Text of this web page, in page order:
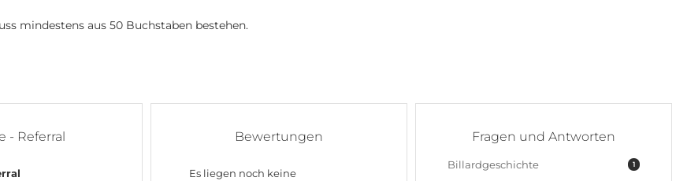
mindestens aus 50 Buchstaben bestehen.
- Referral Bewertungen
Es liegen noch keine
Fragen und Antworten
1
Billardgeschichte